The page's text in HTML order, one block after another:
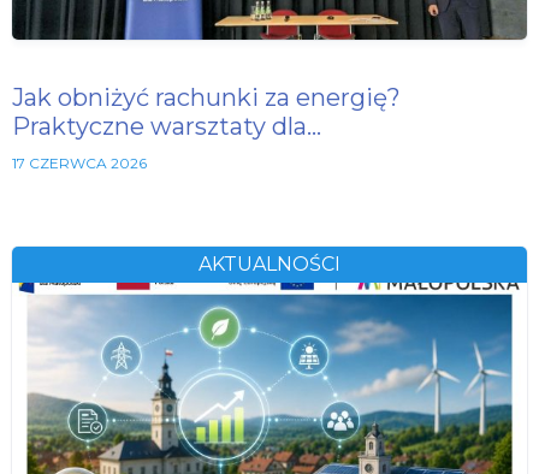
Jak obniżyć rachunki za energię?
Praktyczne warsztaty dla…
17 CZERWCA 2026
AKTUALNOŚCI